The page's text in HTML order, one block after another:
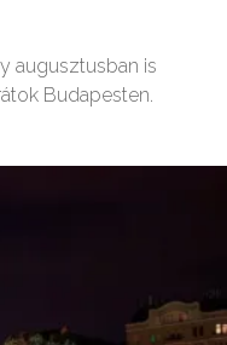
augusztusban is
Budapesten.